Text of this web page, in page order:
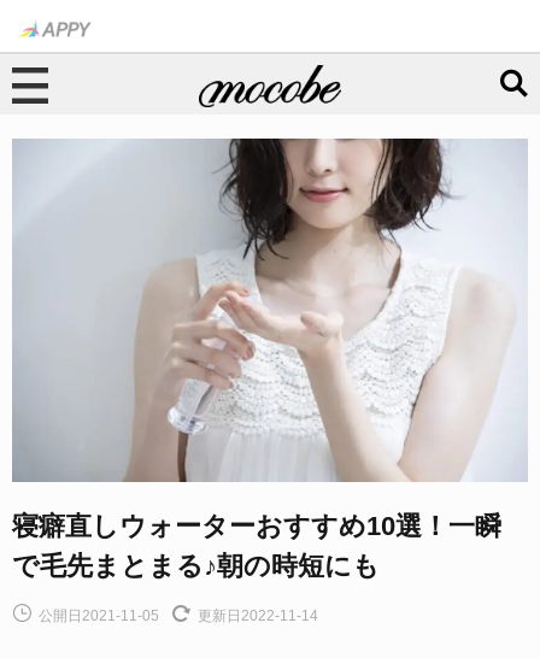
寝癖直しウォーターおすすめ10選！一瞬
で毛先まとまる♪朝の時短にも
公開日2021-11-05 更新日2022-11-14